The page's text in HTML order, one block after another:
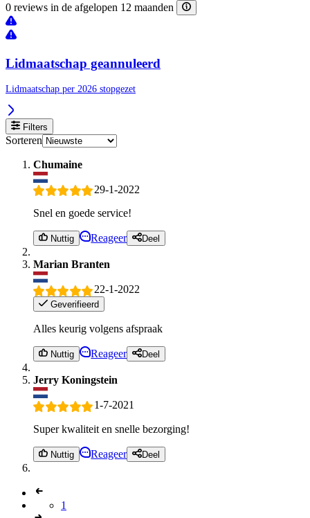
0 reviews in de afgelopen 12 maanden
Lidmaatschap geannuleerd
Lidmaatschap per 2026 stopgezet
Filters
Sorteren
Chumaine
29-1-2022
Snel en goede service!
Nuttig Reageer Deel
Marian Branten
22-1-2022
Geverifieerd
Alles keurig volgens afspraak
Nuttig Reageer Deel
Jerry Koningstein
1-7-2021
Super kwaliteit en snelle bezorging!
Nuttig Reageer Deel
1